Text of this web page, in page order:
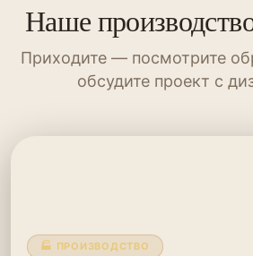
Наше
Приходите — посмотрите
обсудите проект с
🏭 ПРОИЗВОДСТВО